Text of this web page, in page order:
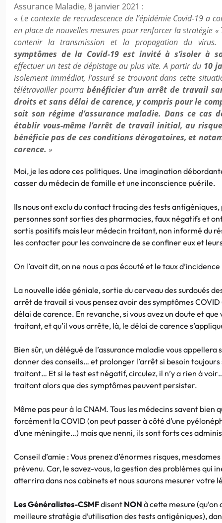
Assurance Maladie, 8 janvier 2021 :
« Le contexte de recrudescence de l’épidémie Covid-19 a
en place de nouvelles mesures pour renforcer la stratégie «
contenir la transmission et la propagation du virus.
symptômes de la Covid-19 est invité à s’isoler à
effectuer un test de dépistage au plus vite. A partir du 10
isolement immédiat, l’assuré se trouvant dans cette
télétravailler pourra bénéficier d’un arrêt de travail
droits et sans délai de carence, y compris pour le
soit son régime d’assurance maladie. Dans ce cas
établir vous-même l’arrêt de travail initial, au
bénéficie pas de ces conditions dérogatoires, et
carence. »
Moi, je les adore ces politiques. Une imagination
casser du médecin de famille et une inconscience puérile.
Ils nous ont exclu du contact tracing des tests
personnes sont sorties des pharmacies, faux négatifs et
sortis positifs mais leur médecin traitant, non informé du
les contacter pour les convaincre de se confiner eux et
On l’avait dit, on ne nous a pas écouté et le taux
La nouvelle idée géniale, sortie du cerveau des surdoués
arrêt de travail si vous pensez avoir des symptômes
délai de carence. En revanche, si vous avez un doute et
traitant, et qu’il vous arrête, là, le délai de carence
Bien sûr, un délégué de l’assurance maladie vous
donner des conseils… et prolonger l’arrêt si besoin
traitant… Et si le test est négatif, circulez, il n’y a rien à
traitant alors que des symptômes peuvent persister.
Même pas peur à la CNAM. Tous les médecins savent bien
forcément la COVID (on peut passer à côté d’une
d’une méningite…) mais que nenni, ils sont forts ces
Conseil d’amie : Vous prenez d’énormes risques,
prévenu. Car, le savez-vous, la gestion des problèmes qui
atterrira dans nos cabinets et nous saurons mesurer votre
Les Généralistes-CSMFdisent NON à cette mesure
meilleure stratégie d’utilisation des tests antigéniques),